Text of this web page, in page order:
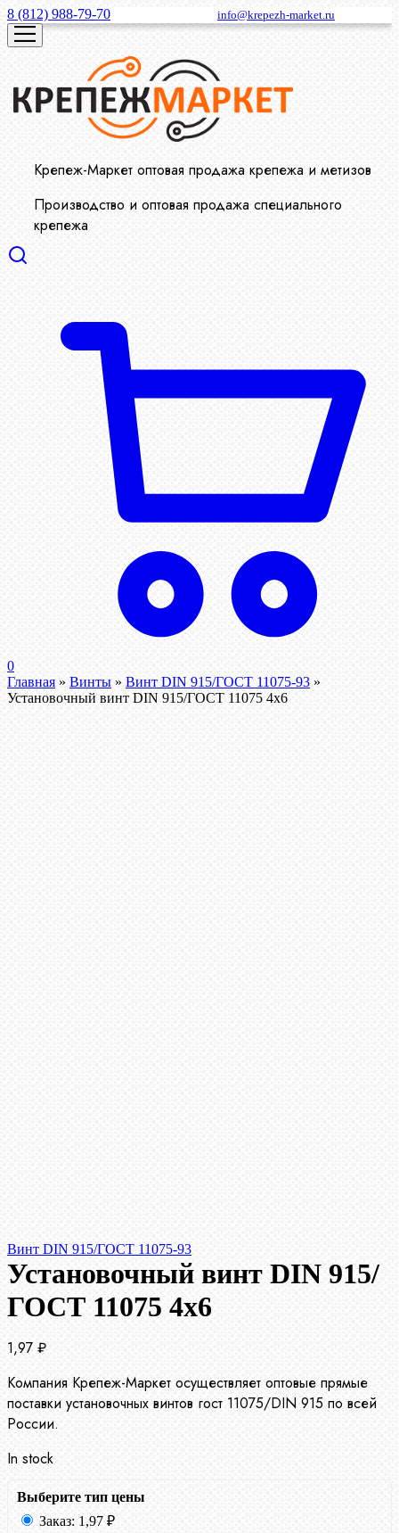
8 (812) 988-79-70 info@krepezh-market.ru
Крепеж-Маркет оптовая продажа крепежа и метизов
Производство и оптовая продажа специального
крепежа
0
Главная » Винты » Винт DIN 915/ГОСТ 11075-93 »
Установочный винт DIN 915/ГОСТ 11075 4х6
Винт DIN 915/ГОСТ 11075-93
Установочный винт DIN 915/
ГОСТ 11075 4х6
1,97 ₽
Компания Крепеж-Маркет осуществляет оптовые прямые
поставки установочных винтов гост 11075/DIN 915 по всей
России.
In stock
Выберите тип цены
Заказ: 1,97 ₽